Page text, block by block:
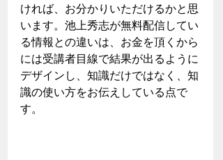
ければ、お分かりいただけるかと思
います。池上秀志が無料配信してい
る情報との違いは、お金を頂くから
には受講者目線で結果が出るように
デザインし、知識だけではなく、知
識の使い方をお伝えしている点で
す。